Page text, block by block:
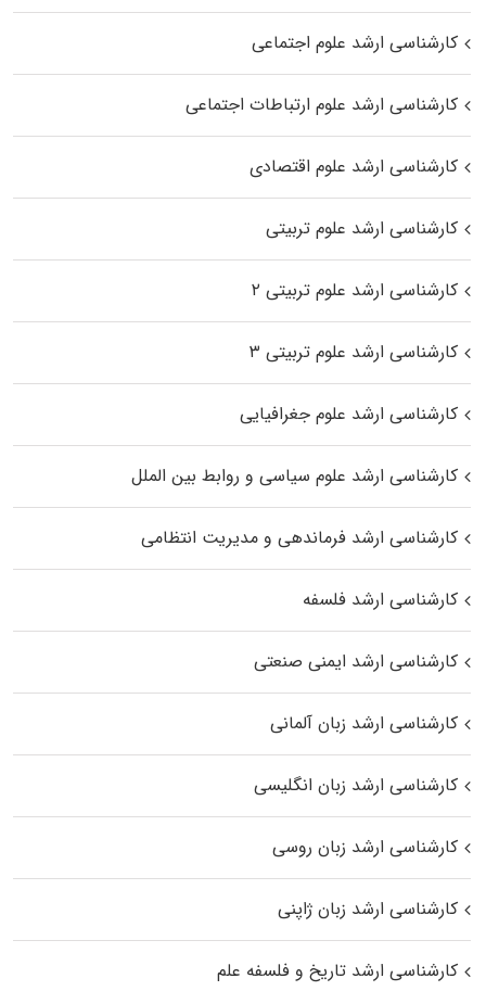
کارشناسی ارشد علوم اجتماعی
کارشناسی ارشد علوم ارتباطات اجتماعی
کارشناسی ارشد علوم اقتصادی
کارشناسی ارشد علوم تربیتی
کارشناسی ارشد علوم تربیتی ۲
کارشناسی ارشد علوم تربیتی ۳
کارشناسی ارشد علوم جغرافیایی
کارشناسی ارشد علوم سیاسی و روابط بین الملل
کارشناسی ارشد فرماندهی و مدیریت انتظامی
کارشناسی ارشد فلسفه
کارشناسی ارشد ایمنی صنعتی
کارشناسی ارشد زبان آلمانی
کارشناسی ارشد زبان انگلیسی
کارشناسی ارشد زبان روسی
کارشناسی ارشد زبان ژاپنی
کارشناسی ارشد تاریخ و فلسفه علم